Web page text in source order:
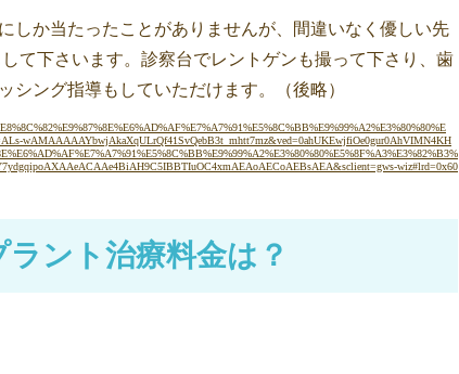
しか当たったことがありませんが、間違いなく優しい先
て下さいます。診察台でレントゲンも撮って下さり、歯
ング指導もしていただけます。（後略）
wAMAAAAAYbwjAkaXqULrQf41SvQebB3t_mhtt7mz&ved=0ahUKEwjfiOe0gur0AhVIMN4KH
wiz#lrd=0x60
ント治療料金は？